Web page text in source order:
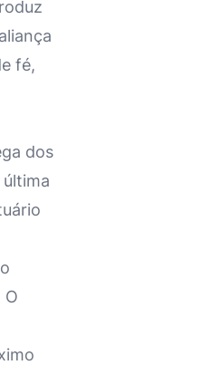
fé,
dos
O